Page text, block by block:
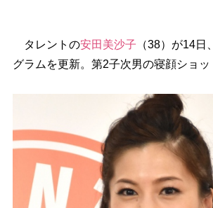
タレントの安田美沙子 （38）が14日
グラムを更新。第2子次男の寝顔ショッ